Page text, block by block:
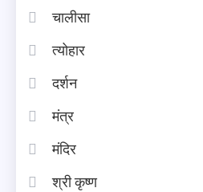
चालीसा
त्योहार
दर्शन
मंत्र
मंदिर
श्री कृष्ण